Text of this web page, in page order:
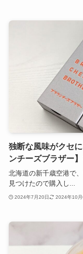
独断な風味がクセ
ンチーズブラザー
北海道の新千歳空港で
見つけたので購入し...
2024年7月20日 2024年10月